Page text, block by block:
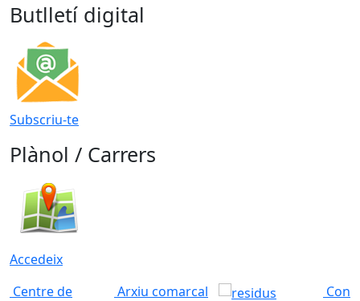
Butlletí digital
Subscriu-te
Plànol / Carrers
Accedeix
Centre de
Arxiu comarcal